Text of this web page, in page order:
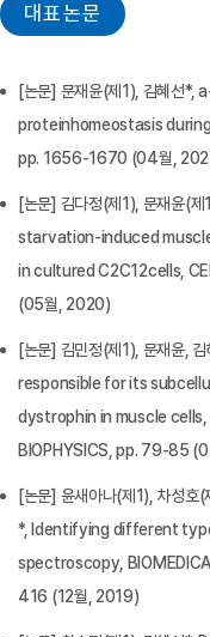
대표논문
[논문] 문재윤(제1), 김혜선
proteinhomeostasis
pp. 1656-1670 (04월,
[논문] 김다정(제1), 문재윤(
starvation‐induced
in cultured C2C12cells,
(05월, 2020)
[논문] 김민정(제1), 문재윤
responsible for its
dystrophin in muscle cells,
BIOPHYSICS, pp. 79-85
[논문] 윤새아나(제1), 차성호
*, Identifying different
spectroscopy,
416 (12월, 2019)